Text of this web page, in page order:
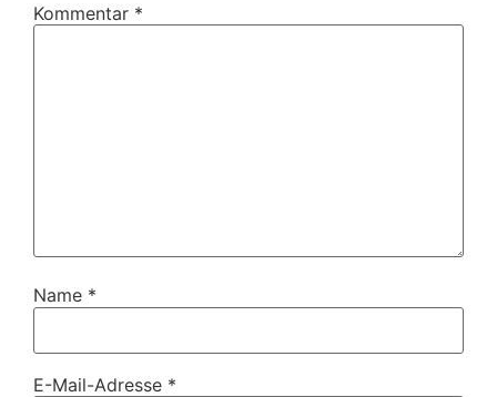
Kommentar *
Name *
E-Mail-Adresse *